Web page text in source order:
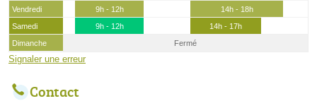
Vendredi
9h - 12h
14h - 18h
Samedi
9h - 12h
14h - 17h
Dimanche
Fermé
Signaler une erreur
Contact